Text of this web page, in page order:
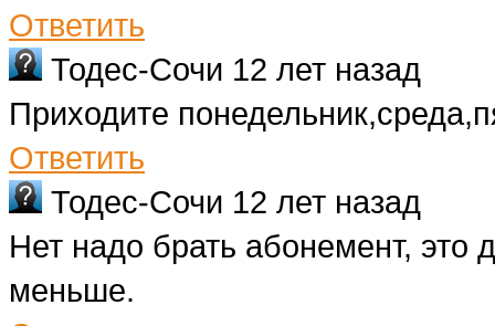
Ответить
Тодес-Сочи 12 лет назад
Приходите
Ответить
Тодес-Сочи 12 лет назад
Нет надо брать абонемент, это
меньше.